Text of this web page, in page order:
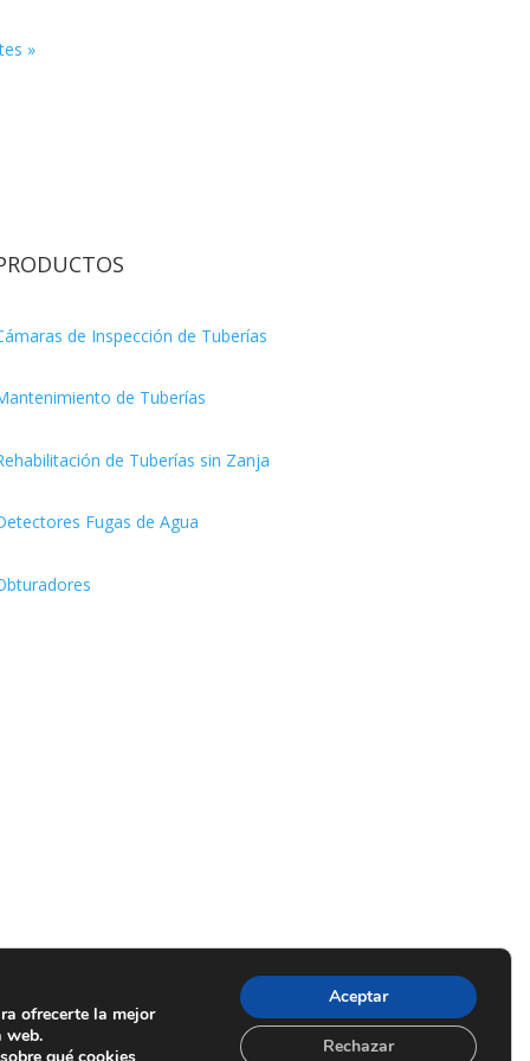
»
de Inspección de Tuberías
de Tuberías
de Tuberías sin Zanja
Fugas de Agua
ofrecerte la mejor
web.
Aceptar
Rechazar